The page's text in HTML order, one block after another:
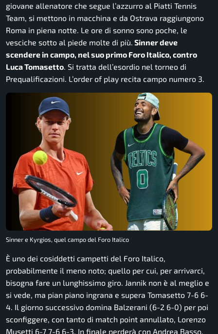
giovane allenatore che segue l’azzurro al Piatti Tennis
Team, si mettono in macchina e da Ostrava raggiungono
Roma in piena notte. Le ore di sonno sono poche, le
vesciche sotto al piede molte di più. Sinner deve
scendere in campo, nel suo primo Foro Italico, contro
Luca Tomasetto. Si tratta dell’esordio nel torneo di
Prequalificazioni. L’order of play recita campo numero 3.
Sinner e Kyrgios, quel campo del Foro Italico
È uno dei cosiddetti campetti del Foro Italico,
probabilmente il meno noto; quello per cui, per arrivarci,
bisogna fare un lunghissimo giro. Jannik non è al meglio e
si vede, ma pian piano ingrana e supera Tomasetto 7-6 6-
4. Il giorno successivo domina Balzerani (6-2 6-0) per poi
sconfiggere, con tanto di match point annullato, Lorenzo
Musetti 6-7 7-6 6-3. In finale perderà con Andrea Basso,